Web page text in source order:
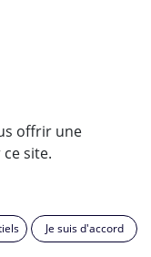
offrir une
site.
Je suis d'accord